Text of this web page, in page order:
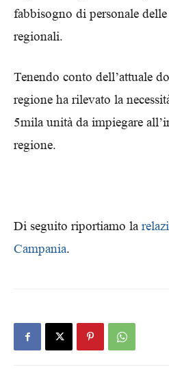
fabbisogno di personale
regionali.
Tenendo conto dell’attuale
regione ha rilevato la
5mila unità da impiegare
regione.
Di seguito riportiamo la
Campania.